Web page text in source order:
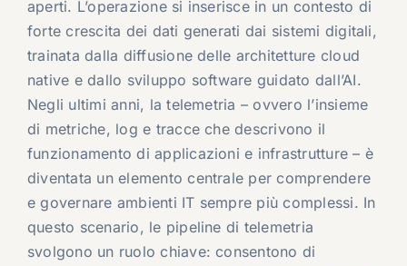
aperti. L’operazione si inserisce in un contesto di
forte crescita dei dati generati dai sistemi digitali,
trainata dalla diffusione delle architetture cloud
native e dallo sviluppo software guidato dall’AI.
Negli ultimi anni, la telemetria – ovvero l’insieme
di metriche, log e tracce che descrivono il
funzionamento di applicazioni e infrastrutture – è
diventata un elemento centrale per comprendere
e governare ambienti IT sempre più complessi. In
questo scenario, le pipeline di telemetria
svolgono un ruolo chiave: consentono di